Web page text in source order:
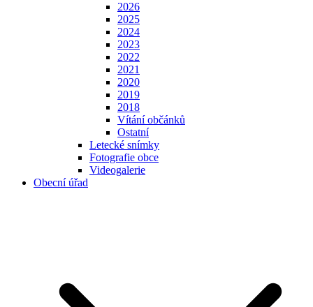
2026
2025
2024
2023
2022
2021
2020
2019
2018
Vítání občánků
Ostatní
Letecké snímky
Fotografie obce
Videogalerie
Obecní úřad